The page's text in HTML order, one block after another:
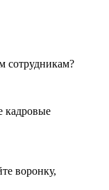
сотрудникам?
кадровые
воронку,